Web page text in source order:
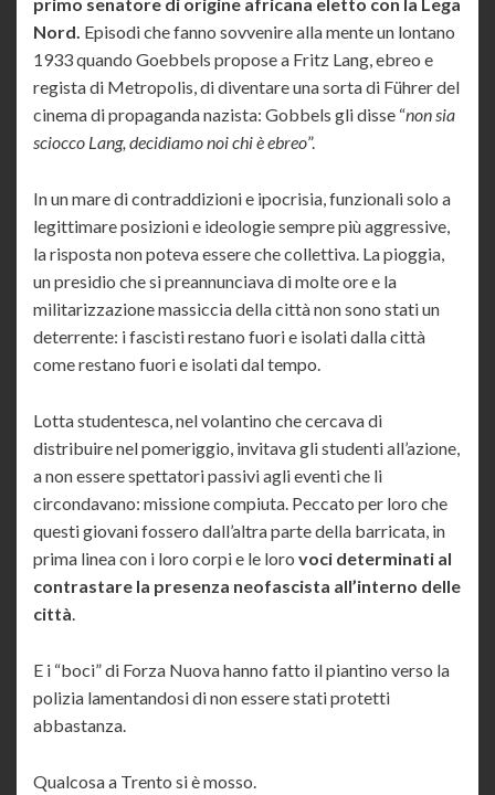
primo senatore di origine africana eletto con la Lega
Nord. Episodi che fanno sovvenire alla mente un lontano
1933 quando Goebbels propose a Fritz Lang, ebreo e
regista di Metropolis, di diventare una sorta di Führer del
cinema di propaganda nazista: Gobbels gli disse “non sia
sciocco Lang, decidiamo noi chi è ebreo”.
In un mare di contraddizioni e ipocrisia, funzionali solo a
legittimare posizioni e ideologie sempre più aggressive,
la risposta non poteva essere che collettiva. La pioggia,
un presidio che si preannunciava di molte ore e la
militarizzazione massiccia della città non sono stati un
deterrente: i fascisti restano fuori e isolati dalla città
come restano fuori e isolati dal tempo.
Lotta studentesca, nel volantino che cercava di
distribuire nel pomeriggio, invitava gli studenti all’azione,
a non essere spettatori passivi agli eventi che li
circondavano: missione compiuta. Peccato per loro che
questi giovani fossero dall’altra parte della barricata, in
prima linea con i loro corpi e le loro voci determinati al
contrastare la presenza neofascista all’interno delle
città.
E i “boci” di Forza Nuova hanno fatto il piantino verso la
polizia lamentandosi di non essere stati protetti
abbastanza.
Qualcosa a Trento si è mosso.